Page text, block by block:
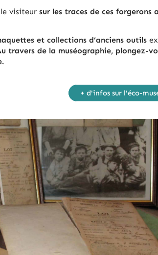
visiteur sur les traces de ces forgerons
et collections d’anciens outils
travers de la muséographie, plongez-
+ d'infos sur l'éco-